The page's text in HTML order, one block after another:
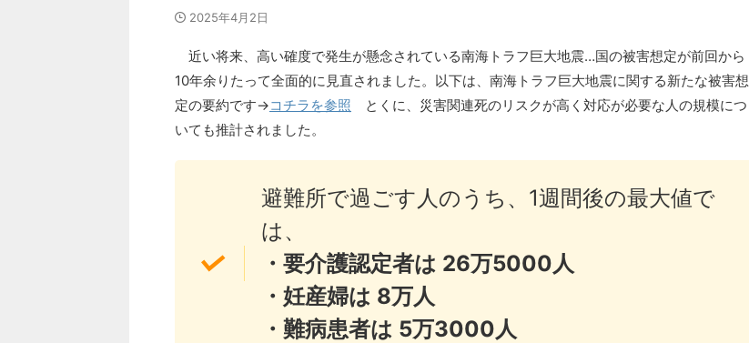
2025年4月2日
近い将来、高い確度で発生が懸念されている南海トラフ巨大地震…国の被害想定が前回から
10年余りたって全面的に見直されました。以下は、南海トラフ巨大地震に関する新たな被害想
定の要約です→コチラを参照 とくに、災害関連死のリスクが高く対応が必要な人の規模につ
いても推計されました。
避難所で過ごす人のうち、1週間後の最大値で
は、
・要介護認定者は 26万5000人
・妊産婦は 8万人
・難病患者は 5万3000人